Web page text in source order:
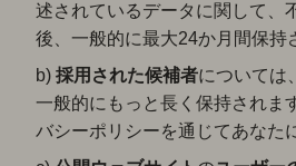
述されているデータに関して、
後、一般的に最大24か月間保持
b) 採用された候補者については
一般的にもっと長く保持されま
バシーポリシーを通じてあなた